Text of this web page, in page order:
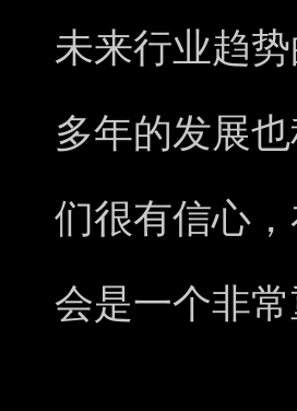
未来行业趋
多年的发展
们很有信心
会是一个非